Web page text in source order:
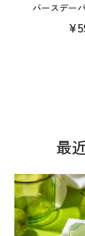
バースデー
最